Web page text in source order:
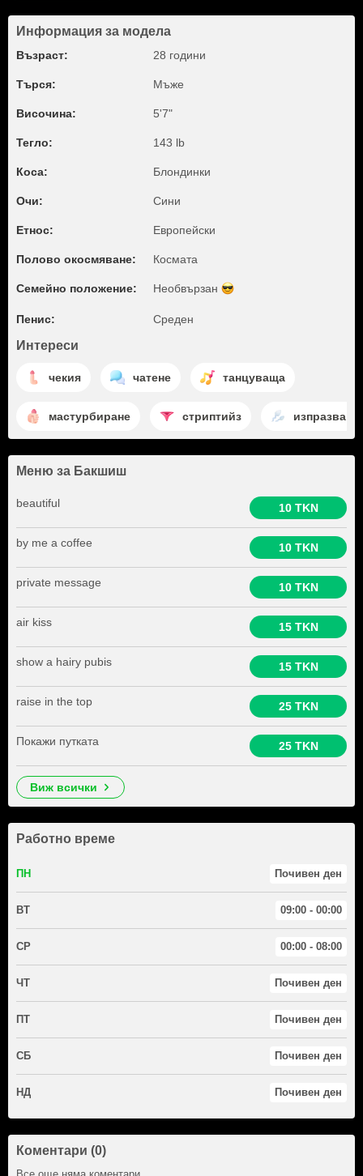
Информация за модела
Възраст: 28 години
Търся: Мъже
Височина: 5'7"
Тегло: 143 lb
Коса: Блондинки
Очи: Сини
Етнос: Европейски
Полово окосмяване: Космата
Семейно положение: Необвързан
Пенис: Среден
Интереси
чекия чатене танцуваща
мастурбиране стриптийз изпразване
Меню за Бакшиш
beautiful 10 TKN
by me a coffee 10 TKN
private message 10 TKN
air kiss 15 TKN
show a hairy pubis 15 TKN
raise in the top 25 TKN
Покажи путката 25 TKN
виж всички
Работно време
ПН Почивен ден
ВТ 09:00 - 00:00
СР 00:00 - 08:00
ЧТ Почивен ден
ПТ Почивен ден
СБ Почивен ден
НД Почивен ден
Коментари (0)